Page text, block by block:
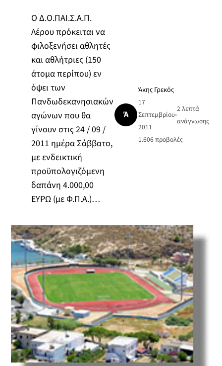
Ο Δ.Ο.ΠΑΙ.Σ.Α.Π.
Λέρου πρόκειται να
φιλοξενήσει αθλητές
και αθλήτριες (150
άτομα περίπου) εν
όψει των
Πανδωδεκανησιακών
αγώνων που θα
γίνουν στις 24 / 09 /
2011 ημέρα Σάββατο,
με ενδεικτική
προϋπολογιζόμενη
δαπάνη 4.000,00
ΕΥΡΩ (με Φ.Π.Α.)…
Ά
Άκης Γρεκός
17
Σεπτεμβρίου
2011
•
2 λεπτά
ανάγνωσης
1.606προβολές